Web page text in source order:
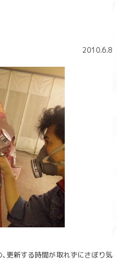
2010.6.8
更新する時間が取れずにさぼり気